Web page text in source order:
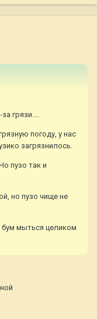
грязи....
погоду, у нас
загрязнилось.
пузо так и
но пузо чище не
бум мыться целиком